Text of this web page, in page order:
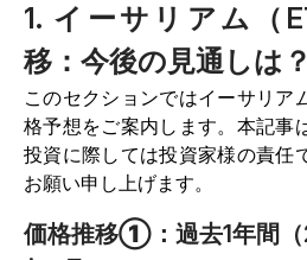
1. イーサリアム（
移：今後の見通しは？
このセクションではイーサリア
格予想をご案内します。本記事
投資に際しては投資家様の責任
お願い申し上げます。
価格推移①：過去1年間